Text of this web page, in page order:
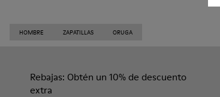
HOMBRE ZAPATILLAS ORUGA
Rebajas: Obtén un 10% de descuento
extra